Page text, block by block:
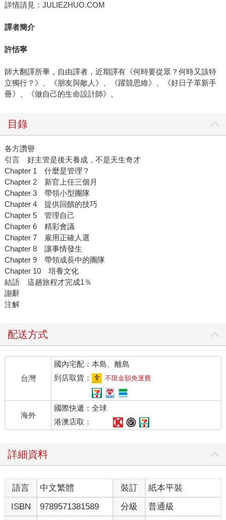
詳情請見：JULIEZHUO.COM
譯者簡介
許恬寧
師大翻譯所畢，自由譯者，近期譯有《何時要從眾？何時又該特
立獨行？》、《朋友與敵人》、《躍競思維》、《好日子革新手
冊》、《做自己的生命設計師》。
目錄
各方讚譽
引言 好主管是後天養成，不是天生奇才
Chapter 1 什麼是管理？
Chapter 2 新官上任三個月
Chapter 3 帶領小型團隊
Chapter 4 提供回饋的技巧
Chapter 5 管理自己
Chapter 6 精彩會議
Chapter 7 雇用正確人選
Chapter 8 讓事情發生
Chapter 9 帶領成長中的團隊
Chapter 10 培養文化
結語 這趟旅程才完成1％
謝辭
注解
配送方式
台灣
國內宅配：本島、離島
到店取貨：
不限金額免運費
海外
國際快遞：全球
港澳店取：
詳細資料
語言 中文繁體 裝訂
紙本平裝
ISBN
9789571381589 分級 普通級